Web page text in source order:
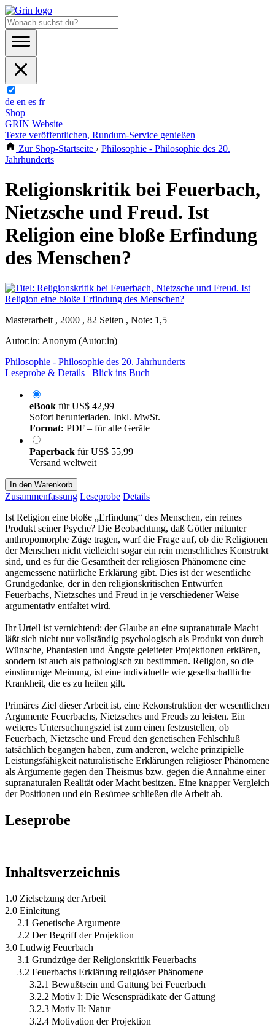
de en es fr
Shop
GRIN Website
Texte veröffentlichen, Rundum-Service genießen
Zur Shop-Startseite › Philosophie - Philosophie des 20.
Jahrhunderts
Religionskritik bei Feuerbach,
Nietzsche und Freud. Ist
Religion eine bloße Erfindung
des Menschen?
Masterarbeit , 2000 , 82 Seiten , Note: 1,5
Autor:in: Anonym (Autor:in)
Philosophie - Philosophie des 20. Jahrhunderts
Leseprobe & Details
Blick ins Buch
eBook fürUS$ 42,99
Sofort herunterladen. Inkl. MwSt.
Format: PDF – für alle Geräte
Paperback fürUS$ 55,99
Versand weltweit
In den Warenkorb
Zusammenfassung Leseprobe Details
Ist Religion eine bloße „Erfindung“ des Menschen, ein reines
Produkt seiner Psyche? Die Beobachtung, daß Götter mitunter
anthropomorphe Züge tragen, warf die Frage auf, ob die Religionen
der Menschen nicht vielleicht sogar ein rein menschliches Konstrukt
sind, und es für die Gesamtheit der religiösen Phänomene eine
angemessene natürliche Erklärung gibt. Dies ist der wesentliche
Grundgedanke, der in den religionskritischen Entwürfen
Feuerbachs, Nietzsches und Freud in je verschiedener Weise
argumentativ entfaltet wird.
Ihr Urteil ist vernichtend: der Glaube an eine supranaturale Macht
läßt sich nicht nur vollständig psychologisch als Produkt von durch
Wünsche, Phantasien und Ängste geleiteter Projektionen erklären,
sondern ist auch als pathologisch zu bestimmen. Religion, so die
einstimmige Meinung, ist eine individuelle wie gesellschaftliche
Krankheit, die es zu heilen gilt.
Primäres Ziel dieser Arbeit ist, eine Rekonstruktion der wesentlichen
Argumente Feuerbachs, Nietzsches und Freuds zu leisten. Ein
weiteres Untersuchungsziel ist zum einen festzustellen, ob
Feuerbach, Nietzsche und Freud den genetischen Fehlschluß
tatsächlich begangen haben, zum anderen, welche prinzipielle
Leistungsfähigkeit naturalistische Erklärungen religiöser Phänomene
als Argumente gegen den Theismus bzw. gegen die Annahme einer
supranaturalen Realität oder Macht besitzen. Eine knapper Vergleich
der Positionen und ein Resümee schließen die Arbeit ab.
Leseprobe
Inhaltsverzeichnis
1.0 Zielsetzung der Arbeit
2.0 Einleitung
2.1 Genetische Argumente
2.2 Der Begriff der Projektion
3.0 Ludwig Feuerbach
3.1 Grundzüge der Religionskritik Feuerbachs
3.2 Feuerbachs Erklärung religiöser Phänomene
3.2.1 Bewußtsein und Gattung bei Feuerbach
3.2.2 Motiv I: Die Wesensprädikate der Gattung
3.2.3 Motiv II: Natur
3.2.4 Motivation der Projektion